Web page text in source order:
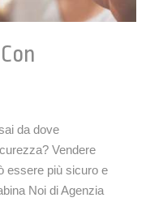
da dove
Vendere
essere più sicuro e
Noi di Agenzia